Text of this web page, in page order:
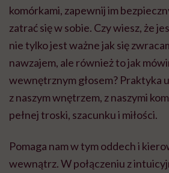
komórkami, zapewnij im
zatrać się w sobie. Czy wiesz, że
nie tylko jest ważne jak się
nawzajem, ale również to jak
wewnętrznym głosem? Praktyka
z naszym wnętrzem, z naszymi
pełnej troski, szacunku i miłości.
Pomaga nam w tym oddech i
wewnątrz. W połączeniu z